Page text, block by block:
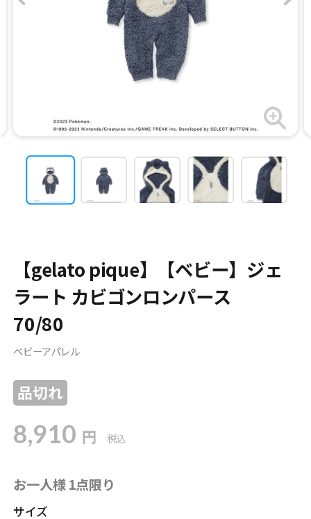
【gelato pique】【ベビー】ジェ
ラート カビゴンロンパース
70/80
ベビーアパレル
品切れ
8,910 円 税込
お一人様 1点限り
サイズ